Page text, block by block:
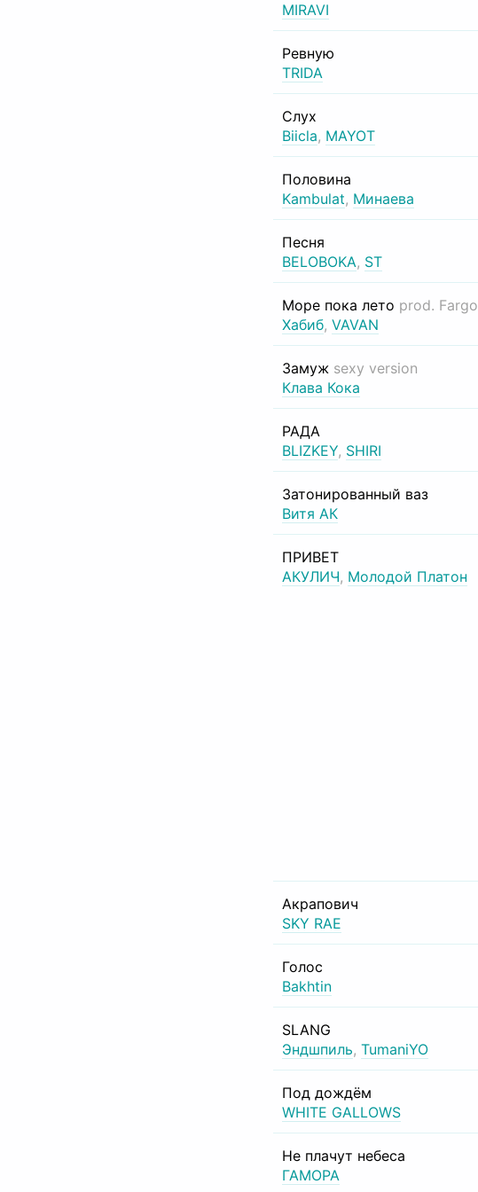
MIRAVI
Ревную
TRIDA
Слух
Biicla, MAYOT
Половина
Kambulat, Минаева
Песня
BELOBOKA, ST
Море пока лето prod. Fargo
Хабиб, VAVAN
Замуж sexy version
Клава Кока
РАДА
BLIZKEY, SHIRI
Затонированный ваз
Витя АК
ПРИВЕТ
АКУЛИЧ, Молодой Платон
Акрапович
SKY RAE
Голос
Bakhtin
SLANG
Эндшпиль, TumaniYO
Под дождём
WHITE GALLOWS
Не плачут небеса
ГАМОРА